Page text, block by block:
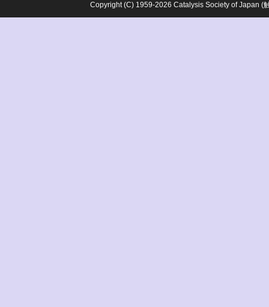
Copyright (C) 1959-2026 Catalysis Society of Japan (